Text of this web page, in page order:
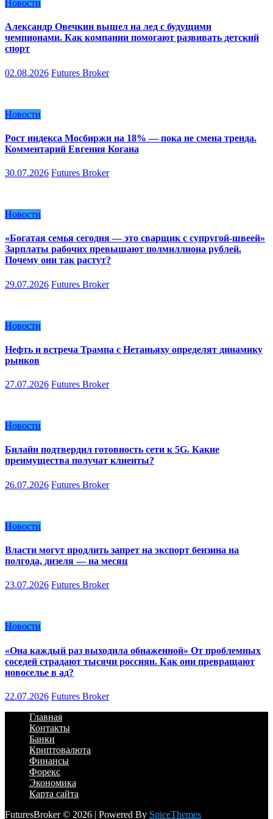
Новости
Александр Овечкин вышел на лед с будущими
чемпионами. Как компании помогают развивать детский
спорт
02.08.2026 Futures Broker
Новости
Рост индекса Мосбиржи на 18% — пока не смена тренда.
Комментарий Евгения Когана
30.07.2026 Futures Broker
Новости
«Богатая семья сегодня — это сварщик с супругой-швеей»
Зарплаты рабочих превышают полмиллиона рублей.
Почему они так растут?
29.07.2026 Futures Broker
Новости
Нефть и встреча Трампа с Нетаньяху определят динамику
рынков
27.07.2026 Futures Broker
Новости
Билайн подтвердил готовность сети к 5G. Какие
преимущества получат клиенты?
26.07.2026 Futures Broker
Новости
Власти могут продлить запрет на экспорт бензина на
полгода, дизеля — на месяц
23.07.2026 Futures Broker
Новости
«Она каждый раз выходила обнаженной» От проблемных
соседей страдают тысячи россиян. Как они превращают
новоселье в ад?
22.07.2026 Futures Broker
Главная
Контакты
Банки
Криптовалюта
Финансы
Форекс
Экономика
Карта сайта
FuturesBroker © 2026 | Powered By SpiceThemes